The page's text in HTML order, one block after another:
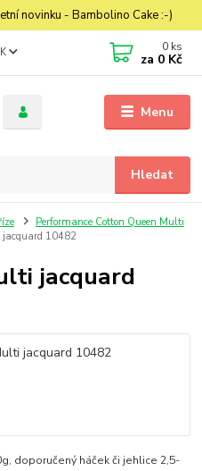
novinku - Bambolino Cake :-)
Menu
Hledat
0 ks
za 0 Kč
Performance Cotton Queen Multi
jacquard 10482
jacquard
doporučený háček či jehlice 2,5-